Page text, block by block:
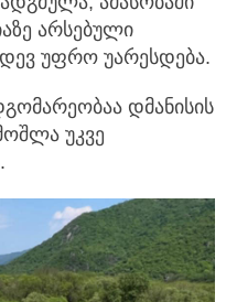
არსებული
უფრო უარესდება.
დმანისის
უკვე